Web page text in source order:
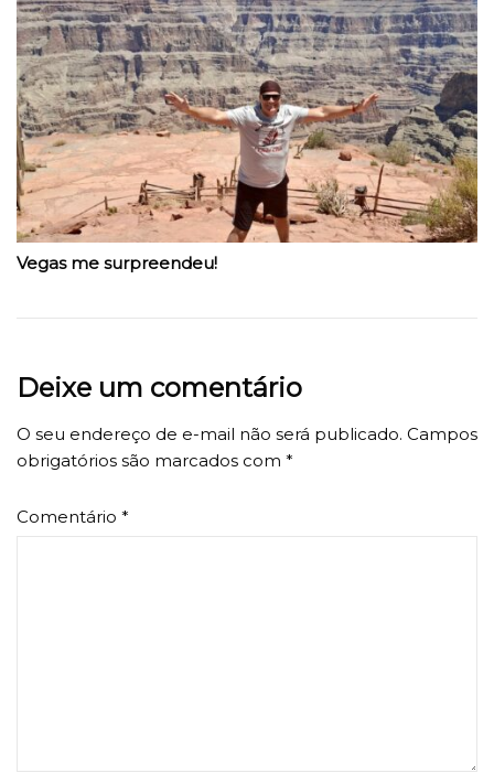
Vegas me surpreendeu!
Deixe um comentário
O seu endereço de e-mail não será publicado. Campos
obrigatórios são marcados com *
Comentário *